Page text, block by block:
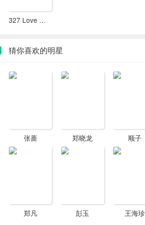
327 Love Wishes JJ林俊杰直播见面会
猜你喜欢的明星
张蔷 郑晓龙 顺子
郑凡 彭玉 王海珍